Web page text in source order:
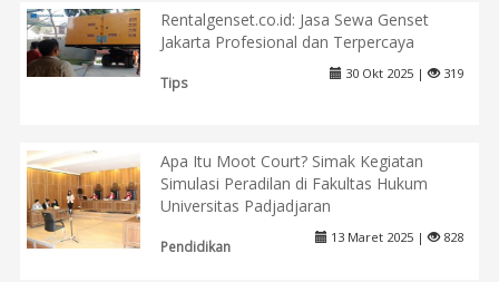
Rentalgenset.co.id: Jasa Sewa Genset
Jakarta Profesional dan Terpercaya
Tips
30 Okt 2025 | 319
Apa Itu Moot Court? Simak Kegiatan
Simulasi Peradilan di Fakultas Hukum
Universitas Padjadjaran
Pendidikan
13 Maret 2025 | 828